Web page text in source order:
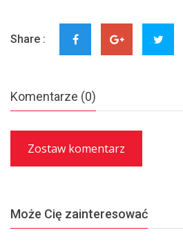
Share :
Komentarze (0)
Zostaw komentarz
Może Cię zainteresować